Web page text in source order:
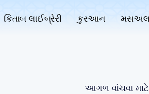
કિતાબ લાઈબ્રેરી કુરઆન
આગળ વાંચવા માટે